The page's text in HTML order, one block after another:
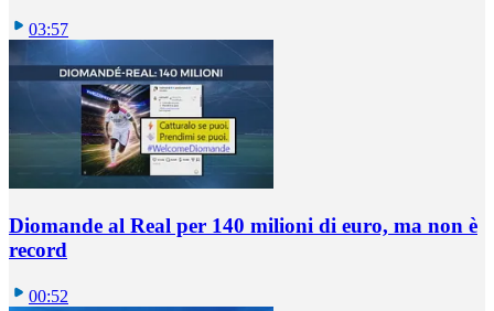
03:57
Diomande al Real per 140 milioni di euro, ma non è
record
00:52